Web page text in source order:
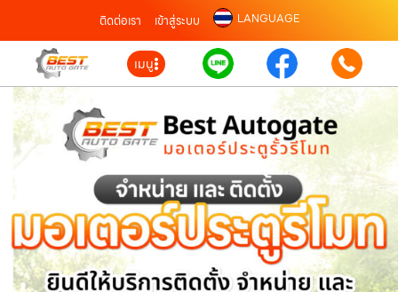
ติดต่อเรา เข้าสู่ระบบ LANGUAGE
เมนู